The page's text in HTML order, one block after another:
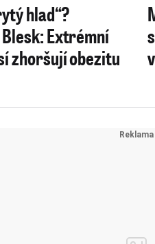
hlad“?
Extrémní
zhoršují obezitu